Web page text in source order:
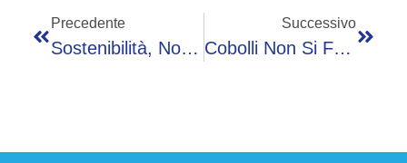
Precedente
Sostenibilità, Nocivelli: “Italia Leader In Economia Circolare, Non Perda Primato”
Successivo
Cobolli Non Si Ferma Più: Vince Atp Amburgo E Diventa Numero 26 Del Ranking